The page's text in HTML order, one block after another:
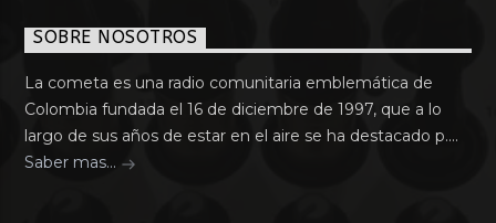
SOBRE NOSOTROS
La cometa es una radio comunitaria emblemática de
Colombia fundada el 16 de diciembre de 1997, que a lo
largo de sus años de estar en el aire se ha destacado p....
Saber mas...